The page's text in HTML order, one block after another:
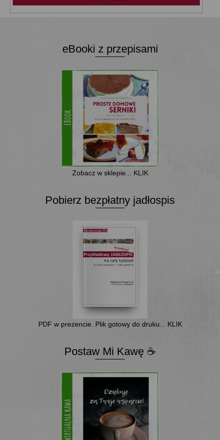
eBooki z przepisami
Zobacz w sklepie... KLIK
Pobierz bezpłatny jadłospis
PDF w prezencie. Plik gotowy do druku... KLIK
Postaw Mi Kawę ☕